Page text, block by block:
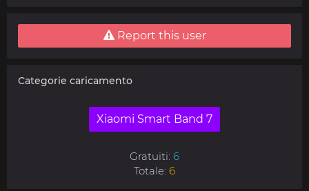
Report this user
Categorie caricamento
Xiaomi Smart Band 7
Gratuiti: 6
Totale: 6